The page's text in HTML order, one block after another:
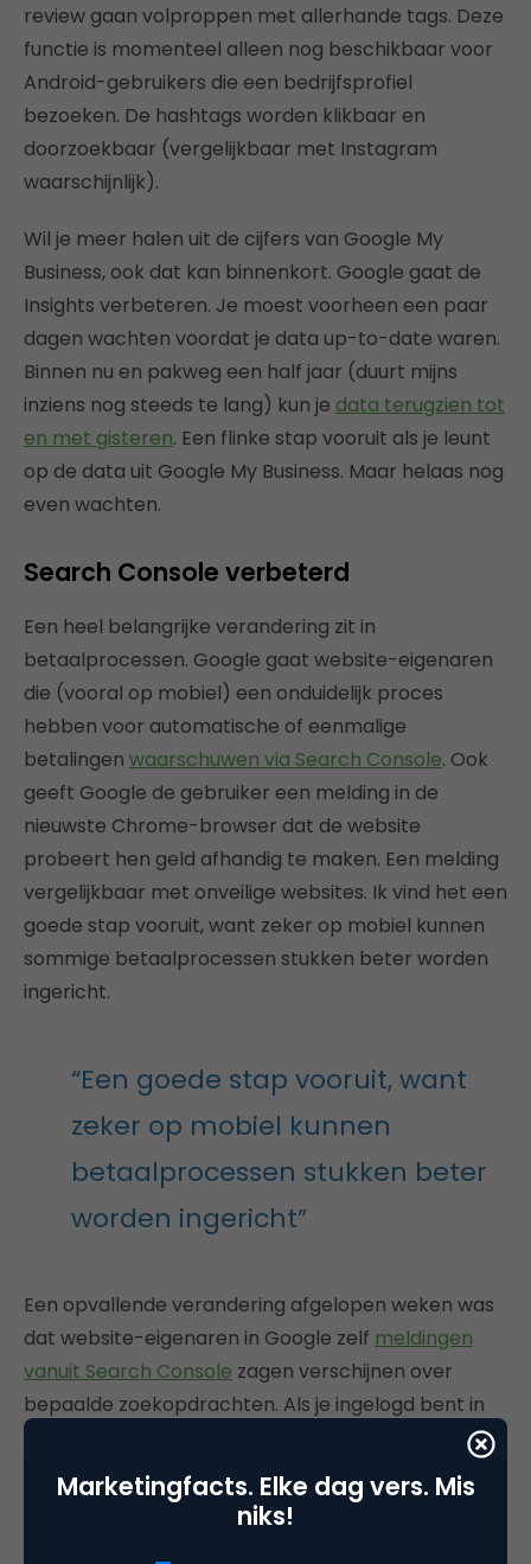
review gaan volproppen met allerhande tags. Deze
functie is momenteel alleen nog beschikbaar voor
Android-gebruikers die een bedrijfsprofiel
bezoeken. De hashtags worden klikbaar en
doorzoekbaar (vergelijkbaar met Instagram
waarschijnlijk).
Wil je meer halen uit de cijfers van Google My
Business, ook dat kan binnenkort. Google gaat de
Insights verbeteren. Je moest voorheen een paar
dagen wachten voordat je data up-to-date waren.
Binnen nu en pakweg een half jaar (duurt mijns
inziens nog steeds te lang) kun je data terugzien tot
en met gisteren. Een flinke stap vooruit als je leunt
op de data uit Google My Business. Maar helaas nog
even wachten.
Search Console verbeterd
Een heel belangrijke verandering zit in
betaalprocessen. Google gaat website-eigenaren
die (vooral op mobiel) een onduidelijk proces
hebben voor automatische of eenmalige
betalingen waarschuwen via Search Console. Ook
geeft Google de gebruiker een melding in de
nieuwste Chrome-browser dat de website
probeert hen geld afhandig te maken. Een melding
vergelijkbaar met onveilige websites. Ik vind het een
goede stap vooruit, want zeker op mobiel kunnen
sommige betaalprocessen stukken beter worden
ingericht.
“Een goede stap vooruit, want
zeker op mobiel kunnen
betaalprocessen stukken beter
worden ingericht”
Een opvallende verandering afgelopen weken was
dat website-eigenaren in Google zelf meldingen
vanuit Search Console zagen verschijnen over
bepaalde zoekopdrachten. Als je ingelogd bent in
een property in Search Console en je bent zelf aan
het googelen, kun je dus zien wat je eigen website
doet in de SERP’s voor die keyword phrase. Ik vind
Marketingfacts. Elke dag vers. Mis
niks!